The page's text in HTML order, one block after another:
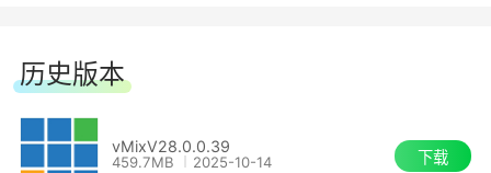
免费Zoom计划允许每个参与者高达360p，而
付费Zoom计划可以支持高达1080p。有关更多信
息，请参阅Zoom网站。
历史版本
vMixV28.0.0.39
459.7MB 2025-10-14 下载